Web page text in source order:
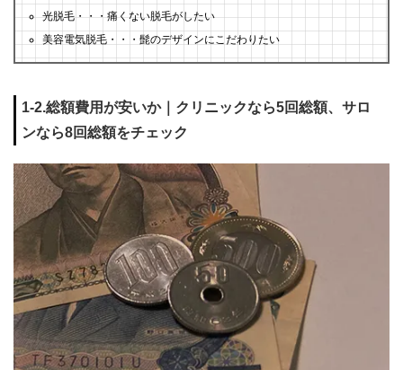
光脱毛・・・痛くない脱毛がしたい
美容電気脱毛・・・髭のデザインにこだわりたい
1-2.総額費用が安いか｜クリニックなら5回総額、サロ
ンなら8回総額をチェック